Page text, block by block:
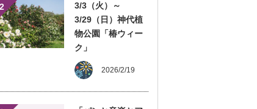
2
3/3（火）～
3/29（日）神代植
物公園「椿ウィー
ク」
2026/2/19